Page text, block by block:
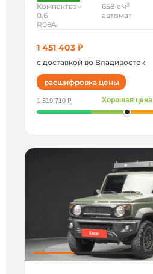
Компактвэн
0.6
R06A
658 см3
автомат
1 451 403 ₽
с доставкой во Владивосток
расшифровка цены
1 519 710 ₽ Хорошая цена